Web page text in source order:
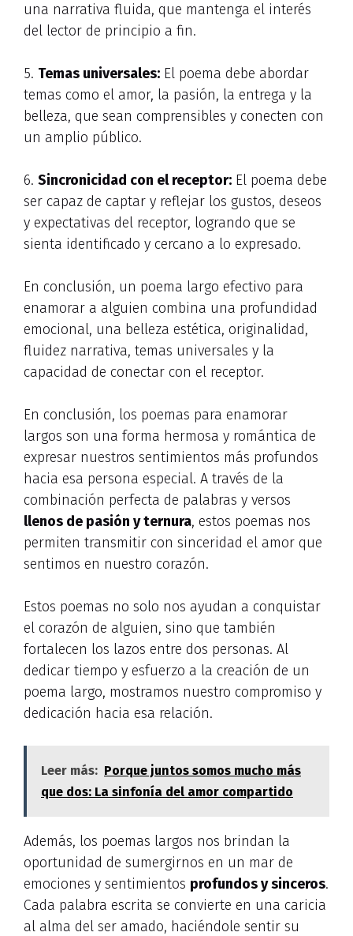
una narrativa fluida, que mantenga el interés
del lector de principio a fin.
5. Temas universales: El poema debe abordar
temas como el amor, la pasión, la entrega y la
belleza, que sean comprensibles y conecten con
un amplio público.
6. Sincronicidad con el receptor: El poema debe
ser capaz de captar y reflejar los gustos, deseos
y expectativas del receptor, logrando que se
sienta identificado y cercano a lo expresado.
En conclusión, un poema largo efectivo para
enamorar a alguien combina una profundidad
emocional, una belleza estética, originalidad,
fluidez narrativa, temas universales y la
capacidad de conectar con el receptor.
En conclusión, los poemas para enamorar
largos son una forma hermosa y romántica de
expresar nuestros sentimientos más profundos
hacia esa persona especial. A través de la
combinación perfecta de palabras y versos
llenos de pasión y ternura, estos poemas nos
permiten transmitir con sinceridad el amor que
sentimos en nuestro corazón.
Estos poemas no solo nos ayudan a conquistar
el corazón de alguien, sino que también
fortalecen los lazos entre dos personas. Al
dedicar tiempo y esfuerzo a la creación de un
poema largo, mostramos nuestro compromiso y
dedicación hacia esa relación.
Leer más: Porque juntos somos mucho más
que dos: La sinfonía del amor compartido
Además, los poemas largos nos brindan la
oportunidad de sumergirnos en un mar de
emociones y sentimientos profundos y sinceros.
Cada palabra escrita se convierte en una caricia
al alma del ser amado, haciéndole sentir su